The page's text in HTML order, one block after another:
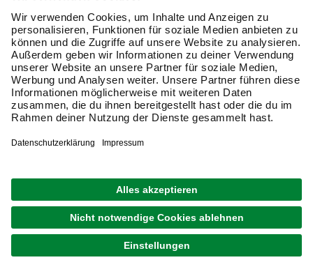
Runde Beine können zylindrisch sein (z.b.
Tischstandfußpaar „Chicago“ aus Metall von Phoenix)
oder nach unten hin schmaler werden. Es gibt auch
Tischbeine mit ovalem Durchschnitt.
und dünnere und können auch nach unten hin schmal
zulaufen (z. B. von Marke Dieda).
Tischbeine mit mehreren Stangen oder Beinen heißen
oft Tischuntergestelle. Sie können U-förmig sein (sowohl